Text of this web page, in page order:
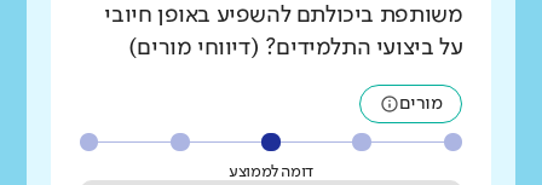
משותפת ביכולתם להשפיע באופן חיובי
על ביצועי התלמידים? (דיווחי מורים)
מורים
דומה לממוצע